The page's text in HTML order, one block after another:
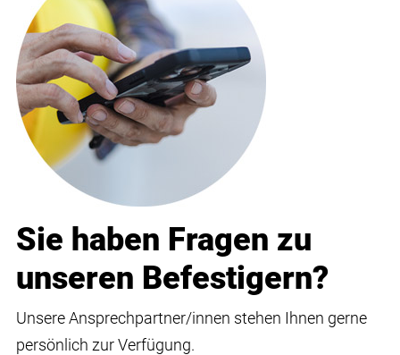
Sie haben Fragen zu
unseren Befestigern?
Unsere Ansprechpartner/innen stehen Ihnen gerne
persönlich zur Verfügung.